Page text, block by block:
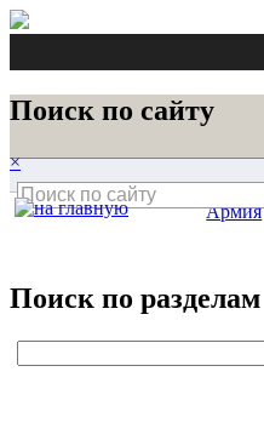
Поиск по сайту
×
Поиск по разделам
Армия